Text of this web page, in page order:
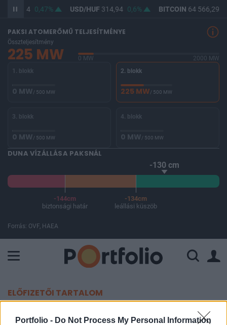
Portfolio - Do Not Process My Personal Information
363,44 0,47% USD/HUF314,94 0,6% BITCOIN 64 566,29
PAKSI ATOMERŐMŰ TELJESÍTMÉNYE
Összteljesítmény
225 MW 0 MW
2000 MW
1. blokk
0 MW/ 500 MW
2. blokk
225 MW/ 500 MW
3. blokk
0 MW/ 500 MW
4. blokk
0 MW/ 500 MW
DUNA VÍZÁLLÁSA PAKSNÁL
-130 cm
-144cm
biztonsági határ
-134cm
leállási küszöb
Forrás: OVF, HAEA
ELŐFIZETŐI TARTALOM
Szárnyal az amerikai